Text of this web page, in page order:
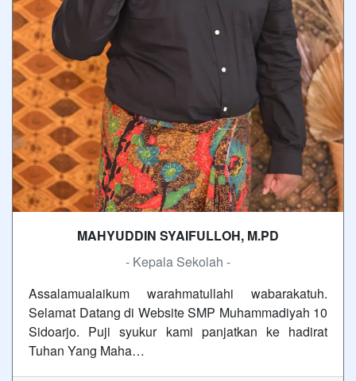
MAHYUDDIN SYAIFULLOH, M.PD
- Kepala Sekolah -
Assalamualaikum warahmatullahi wabarakatuh.
Selamat Datang di Website SMP Muhammadiyah 10
Sidoarjo. Puji syukur kami panjatkan ke hadirat
Tuhan Yang Maha…